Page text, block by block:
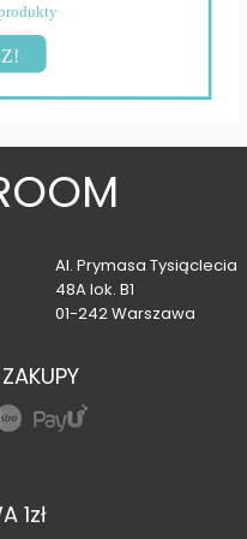
Al. Prymasa Tysiąclecia
48A lok. B1
01-242 Warszawa
1zł